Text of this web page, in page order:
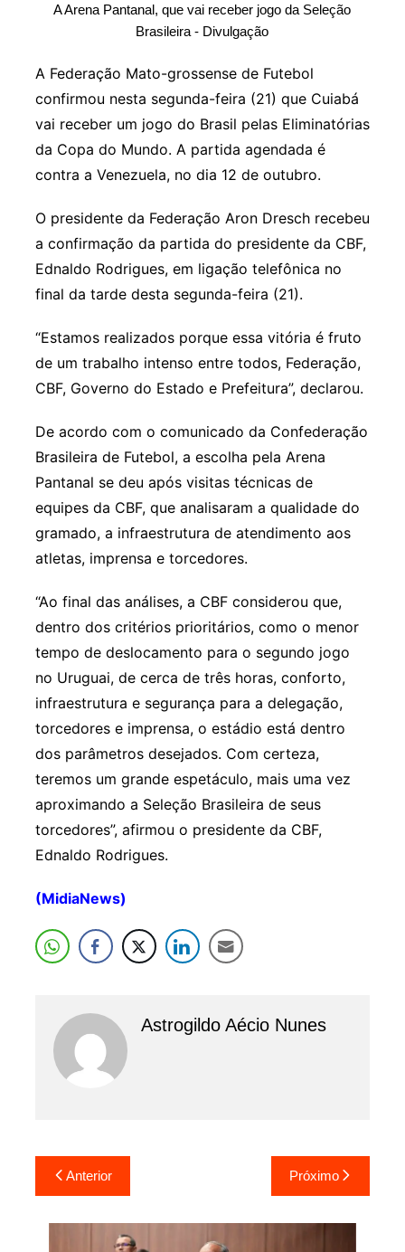
A Arena Pantanal, que vai receber jogo da Seleção
Brasileira - Divulgação
A Federação Mato-grossense de Futebol
confirmou nesta segunda-feira (21) que Cuiabá
vai receber um jogo do Brasil pelas Eliminatórias
da Copa do Mundo. A partida agendada é
contra a Venezuela, no dia 12 de outubro.
O presidente da Federação Aron Dresch recebeu
a confirmação da partida do presidente da CBF,
Ednaldo Rodrigues, em ligação telefônica no
final da tarde desta segunda-feira (21).
“Estamos realizados porque essa vitória é fruto
de um trabalho intenso entre todos, Federação,
CBF, Governo do Estado e Prefeitura”, declarou.
De acordo com o comunicado da Confederação
Brasileira de Futebol, a escolha pela Arena
Pantanal se deu após visitas técnicas de
equipes da CBF, que analisaram a qualidade do
gramado, a infraestrutura de atendimento aos
atletas, imprensa e torcedores.
“Ao final das análises, a CBF considerou que,
dentro dos critérios prioritários, como o menor
tempo de deslocamento para o segundo jogo
no Uruguai, de cerca de três horas, conforto,
infraestrutura e segurança para a delegação,
torcedores e imprensa, o estádio está dentro
dos parâmetros desejados. Com certeza,
teremos um grande espetáculo, mais uma vez
aproximando a Seleção Brasileira de seus
torcedores”, afirmou o presidente da CBF,
Ednaldo Rodrigues.
(MidiaNews)
Astrogildo Aécio Nunes
Navegação
de
Post
Anterior Próximo